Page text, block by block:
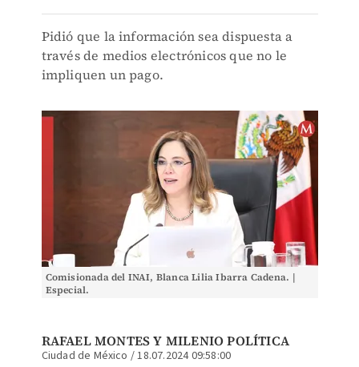
Pidió que la información sea dispuesta a
través de medios electrónicos que no le
impliquen un pago.
Comisionada del INAI, Blanca Lilia Ibarra Cadena. |
Especial.
RAFAEL MONTESY MILENIO POLÍTICA
Ciudad de México /18.07.2024 09:58:00